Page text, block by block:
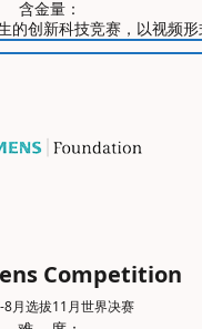
含金量：
创新科技竞赛，以视频
Competition
8月选拔11月世界决赛